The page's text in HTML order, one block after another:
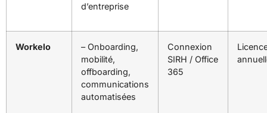
d’entreprise
Workelo
– Onboarding,
mobilité,
offboarding,
communications
automatisées
Connexion
SIRH / Office
365